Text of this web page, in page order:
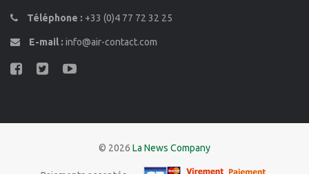
Téléphone : +33 (0)4 77 72 32 25
E-mail : info@air-contact.com
© 2026 La News Company